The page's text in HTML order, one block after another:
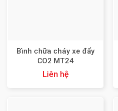
Bình chữa cháy xe đẩy
CO2 MT24
Liên hệ